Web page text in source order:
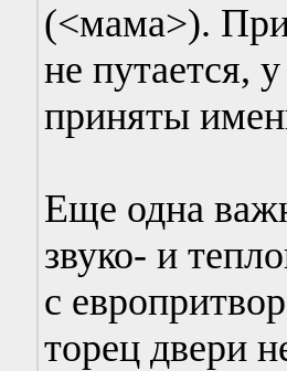
(<мама>).
не путается,
приняты
Еще одна
звуко- и
с
торец двери